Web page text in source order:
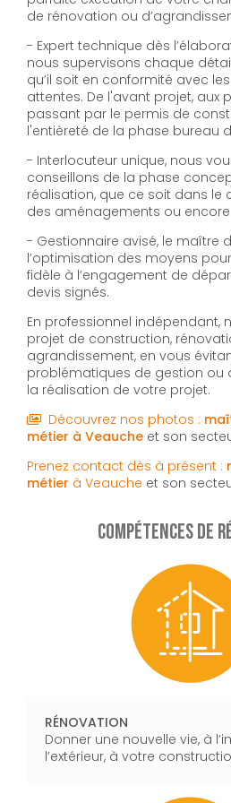
de rénovation ou
- Expert technique dès
nous supervisons chaque
qu’il soit en conformité avec
attentes. De l'avant projet, aux
passant par le permis de
l'entièreté de la phase bureau
- Interlocuteur unique, nous
conseillons de la phase
réalisation, que ce soit dans le
des aménagements ou
- Gestionnaire avisé, le maître
l’optimisation des moyens
fidèle à l’engagement de
devis signés.
En professionnel indépendant,
projet de construction,
agrandissement, en vous
problématiques de gestion ou
la réalisation de votre projet.
Découvrez nos photos :
métier à Veauche et son
Prenez contact dès à présent :
métier à Veauche et son
COMPÉTENCES DE
RÉNOVATION
Donner une nouvelle vie, à
l’extérieur, à votre